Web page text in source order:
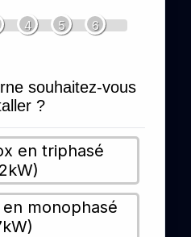
4 5 6
souhaitez-vous
?
en triphasé
monophasé